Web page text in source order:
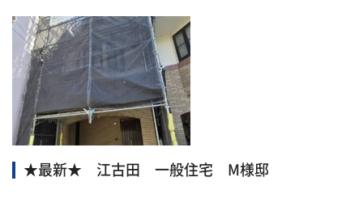
★最新★ 江古田 一般住宅 M様邸